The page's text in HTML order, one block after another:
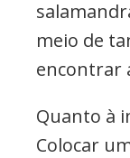
meio de
encontrar
Quanto à
Colocar